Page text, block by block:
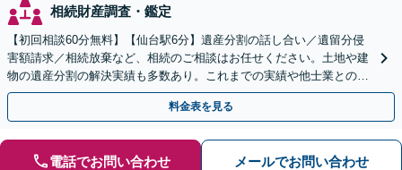
相続財産調査・鑑定
【初回相談60分無料】【仙台駅6分】遺産分割の話し合い／遺留分侵
害額請求／相続放棄など、相続のご相談はお任せください。土地や建
物の遺産分割の解決実績も多数あり。これまでの実績や他士業との連
携を活かし、ご意向に沿う有利な解決を目指します
料金表を見る
電話でお問い合わせ メールでお問い合わせ